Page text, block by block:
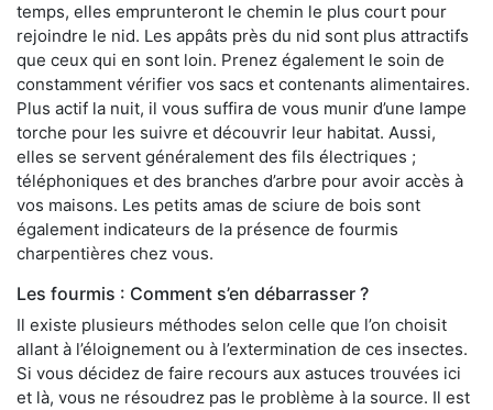
temps, elles emprunteront le chemin le plus court pour
rejoindre le nid. Les appâts près du nid sont plus attractifs
que ceux qui en sont loin. Prenez également le soin de
constamment vérifier vos sacs et contenants alimentaires.
Plus actif la nuit, il vous suffira de vous munir d’une lampe
torche pour les suivre et découvrir leur habitat. Aussi,
elles se servent généralement des fils électriques ;
téléphoniques et des branches d’arbre pour avoir accès à
vos maisons. Les petits amas de sciure de bois sont
également indicateurs de la présence de fourmis
charpentières chez vous.
Les fourmis : Comment s’en débarrasser ?
Il existe plusieurs méthodes selon celle que l’on choisit
allant à l’éloignement ou à l’extermination de ces insectes.
Si vous décidez de faire recours aux astuces trouvées ici
et là, vous ne résoudrez pas le problème à la source. Il est